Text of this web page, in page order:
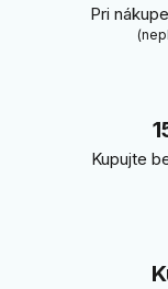
Pri
Kupujte